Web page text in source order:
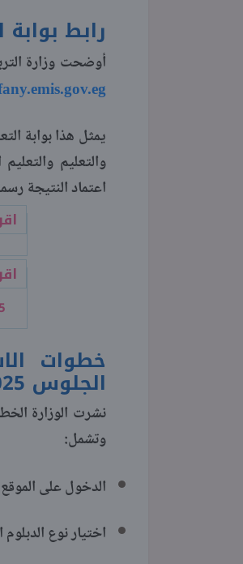
رابط
أوضحت وزارة التربية
والتعليم
اعتماد النتيجة
خطوات
الجلوس 2025
وتشمل:
الدخول على
اختيار نوع